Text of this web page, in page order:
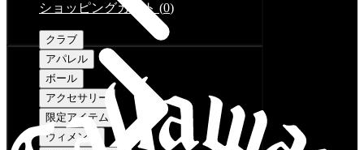
ショッピングカート (0)
クラブ
アパレル
ボール
アクセサリー
限定アイテム
ウィメンズ